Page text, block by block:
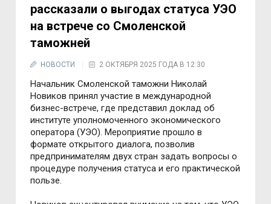
рассказали о выгодах статуса УЭО
на встрече со Смоленской
таможней
НОВОСТИ 2 ОКТЯБРЯ 2025 ГОДА В 12:30
Начальник Смоленской таможни Николай
Новиков принял участие в международной
бизнес-встрече, где представил доклад об
институте уполномоченного экономического
оператора (УЭО). Мероприятие прошло в
формате открытого диалога, позволив
предпринимателям двух стран задать вопросы о
процедуре получения статуса и его практической
пользе.